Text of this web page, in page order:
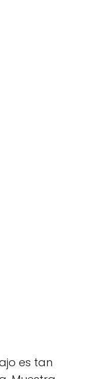
es tan